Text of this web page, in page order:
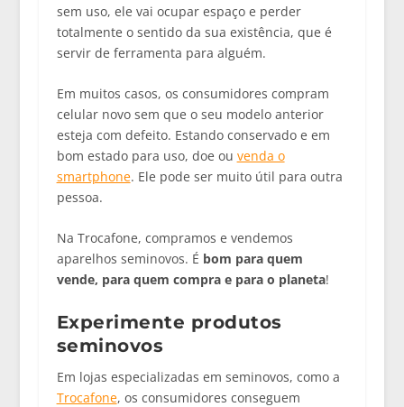
sem uso, ele vai ocupar espaço e perder
totalmente o sentido da sua existência, que é
servir de ferramenta para alguém.
Em muitos casos, os consumidores compram
celular novo sem que o seu modelo anterior
esteja com defeito. Estando conservado e em
bom estado para uso, doe ou venda o
smartphone. Ele pode ser muito útil para outra
pessoa.
Na Trocafone, compramos e vendemos
aparelhos seminovos. É bom para quem
vende, para quem compra e para o planeta!
Experimente produtos
seminovos
Em lojas especializadas em seminovos, como a
Trocafone, os consumidores conseguem